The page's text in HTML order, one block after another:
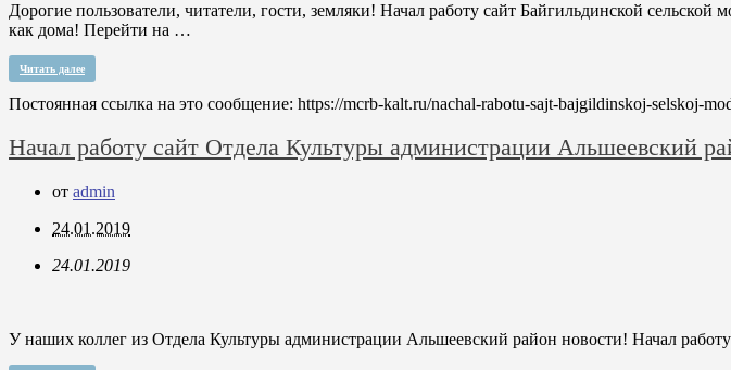
Дорогие пользователи, читатели, гости, земляки! Начал работу сайт Байгильдинской
как дома! Перейти на …
Читать далее
Постоянная ссылка на это сообщение: https://mcrb-kalt.ru/nachal-rabotu-sajt-bajgildinskoj-selskoj-
Начал работу сайт Отдела Культуры администрации Альшеевский
от admin
24.01.2019
24.01.2019
У наших коллег из Отдела Культуры администрации Альшеевский район новости! Начал